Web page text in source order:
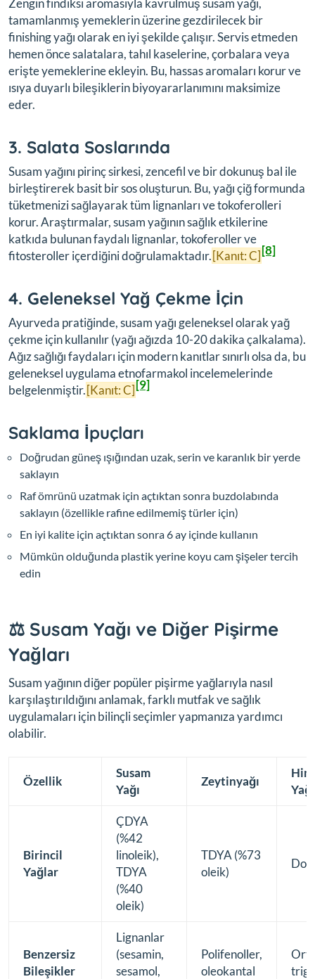
Zengin fındıksı aromasıyla kavrulmuş susam yağı,
tamamlanmış yemeklerin üzerine gezdirilecek bir
finishing yağı olarak en iyi şekilde çalışır. Servis etmeden
hemen önce salatalara, tahıl kaselerine, çorbalara veya
erişte yemeklerine ekleyin. Bu, hassas aromaları korur ve
ısıya duyarlı bileşiklerin biyoyararlanımını maksimize
eder.
3. Salata Soslarında
Susam yağını pirinç sirkesi, zencefil ve bir dokunuş bal ile
birleştirerek basit bir sos oluşturun. Bu, yağı çiğ formunda
tüketmenizi sağlayarak tüm lignanları ve tokoferolleri
korur. Araştırmalar, susam yağının sağlık etkilerine
katkıda bulunan faydalı lignanlar, tokoferoller ve
fitosteroller içerdiğini doğrulamaktadır.[Kanıt: C][8]
4. Geleneksel Yağ Çekme İçin
Ayurveda pratiğinde, susam yağı geleneksel olarak yağ
çekme için kullanılır (yağı ağızda 10-20 dakika çalkalama).
Ağız sağlığı faydaları için modern kanıtlar sınırlı olsa da, bu
geleneksel uygulama etnofarmakol incelemelerinde
belgelenmiştir.[Kanıt: C][9]
Saklama İpuçları
Doğrudan güneş ışığından uzak, serin ve karanlık bir yerde
saklayın
Raf ömrünü uzatmak için açtıktan sonra buzdolabında
saklayın (özellikle rafine edilmemiş türler için)
En iyi kalite için açtıktan sonra 6 ay içinde kullanın
Mümkün olduğunda plastik yerine koyu cam şişeler tercih
edin
⚖️ Susam Yağı ve Diğer Pişirme
Yağları
Susam yağının diğer popüler pişirme yağlarıyla nasıl
karşılaştırıldığını anlamak, farklı mutfak ve sağlık
uygulamaları için bilinçli seçimler yapmanıza yardımcı
olabilir.
Özellik
Susam
Yağı
Zeytinyağı
Yağı
Birincil
Yağlar
ÇDYA
(%42
linoleik),
TDYA
(%40
oleik)
TDYA (%73
oleik)
Benzersiz
Bileşikler
Lignanlar
(sesamin,
sesamol,
Polifenoller,
oleokantal